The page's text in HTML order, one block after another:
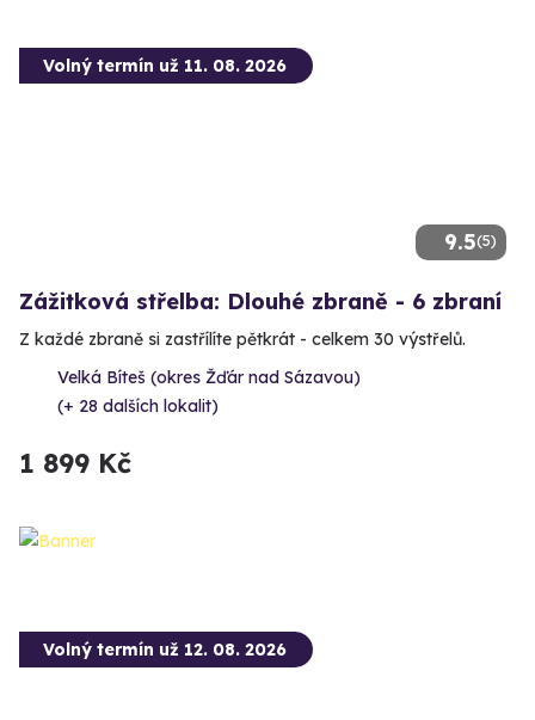
9.5(5)
Volný termín už 11. 08. 2026
Zážitková střelba: Dlouhé zbraně - 6 zbraní
Z každé zbraně si zastřílíte pětkrát - celkem 30 výstřelů.
Velká Bíteš (okres Žďár nad Sázavou)
(+ 28 dalších lokalit)
1 899 Kč
Volný termín už 12. 08. 2026